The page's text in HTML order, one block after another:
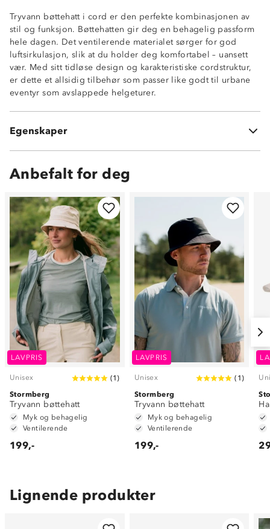
Tryvann bøttehatt i cord er den perfekte kombinasjonen av
stil og funksjon. Bøttehatten gir deg en behagelig passform
hele dagen. Det ventilerende materialet sørger for god
luftsirkulasjon, slik at du holder deg komfortabel – uansett
vær. Med sitt tidløse design og karakteristiske cordstruktur,
er dette et allsidig tilbehør som passer like godt til urbane
eventyr som avslappede helgeturer.
Egenskaper
Myk og behagelig
100 % polyester
Anbefalt for deg
LAVPRIS
Unisex (1 )
Stormberg
Tryvann bøttehatt
Myk og behagelig
Ventilerende
199,-
LAVPRIS
Unisex ( 1 )
Stormberg
Tryvann bøttehatt
Myk og behagelig
Ventilerende
199,-
Lignende produkter